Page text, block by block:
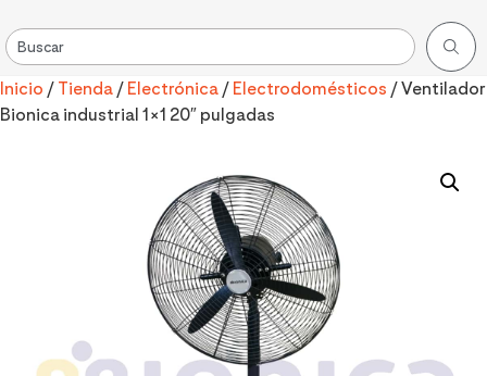
Inicio / Tienda / Electrónica / Electrodomésticos / Ventilador
Bionica industrial 1×1 20″ pulgadas